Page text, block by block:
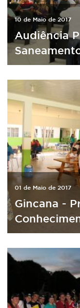
10 de Maio de 2017
Audiência
01 de Maio de 2017
Gincana -